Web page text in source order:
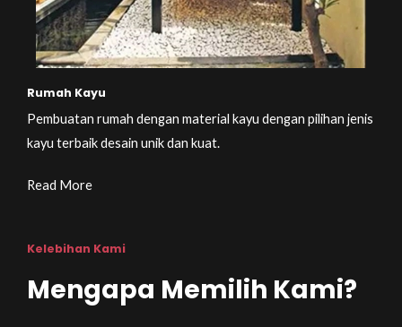
Rumah Kayu
Pembuatan rumah dengan material kayu dengan pilihan jenis
kayu terbaik desain unik dan kuat.
Read More
Kelebihan Kami
Mengapa Memilih Kami?